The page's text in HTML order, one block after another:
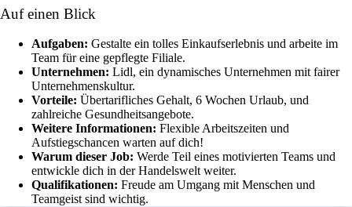
Auf einen Blick
Aufgaben: Gestalte ein tolles Einkaufserlebnis und arbeite im
Team für eine gepflegte Filiale.
Unternehmen: Lidl, ein dynamisches Unternehmen mit fairer
Unternehmenskultur.
Vorteile: Übertarifliches Gehalt, 6 Wochen Urlaub, und
zahlreiche Gesundheitsangebote.
Weitere Informationen: Flexible Arbeitszeiten und
Aufstiegschancen warten auf dich!
Warum dieser Job: Werde Teil eines motivierten Teams und
entwickle dich in der Handelswelt weiter.
Qualifikationen: Freude am Umgang mit Menschen und
Teamgeist sind wichtig.